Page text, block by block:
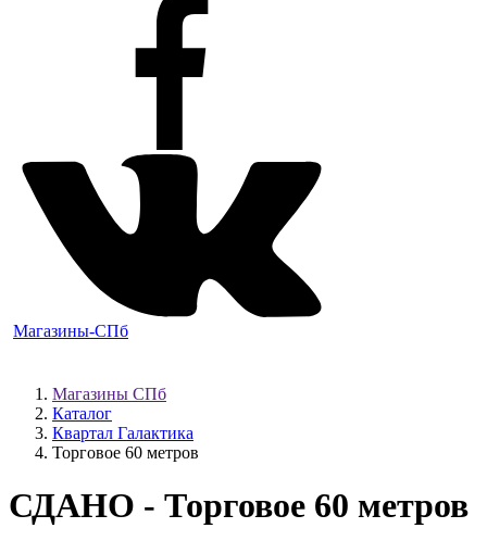
Магазины-СПб
Магазины СПб
Каталог
Квартал Галактика
Торговое 60 метров
СДАНО - Торговое 60 метров